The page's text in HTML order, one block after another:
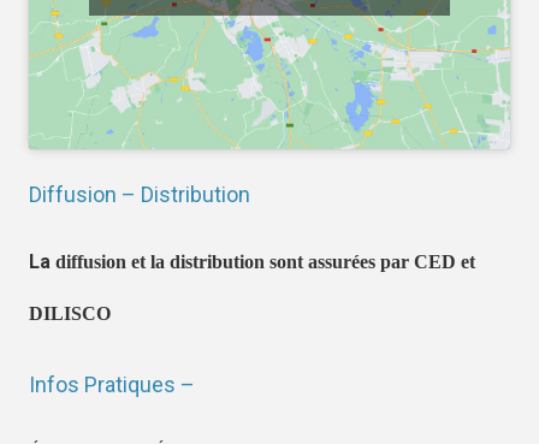
Diffusion – Distribution
La diffusion et la distribution sont assurées par CED et
DILISCO
Infos Pratiques –